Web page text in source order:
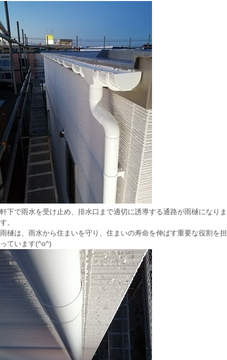
軒下で雨水を受け止め、排水口まで適切に誘導する通路が雨樋になりま
す。
雨樋は、雨水から住まいを守り、住まいの寿命を伸ばす重要な役割を担
っています(^o^)